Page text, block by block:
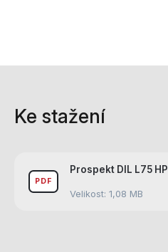
Ke stažení
PDF
Prospekt DIL L75 HP
Velikost: 1,08 MB